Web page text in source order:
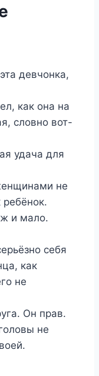
девчонка,
как она на
словно вот-
удача для
не
и мало.
себя
как
не
Он прав.
не